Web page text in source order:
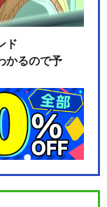
ド
かるので予